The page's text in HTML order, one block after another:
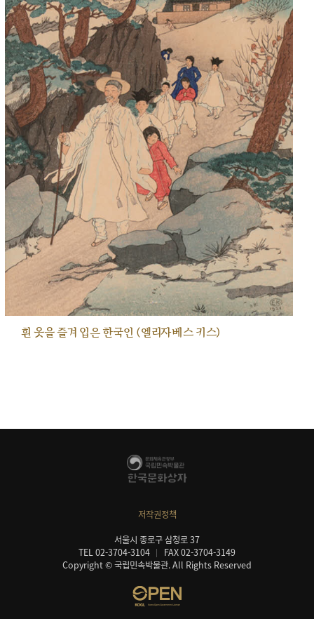
흰 옷을 즐겨 입은 한국인 (엘리자베스 키스)
저작권정책
서울시 종로구 삼청로 37
TEL 02-3704-3104
FAX 02-3704-3149
Copyright © 국립민속박물관. All Rights Reserved